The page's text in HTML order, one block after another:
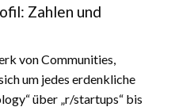
Zahlen und
von Communities,
um jedes erdenkliche
über „r/startups“ bis